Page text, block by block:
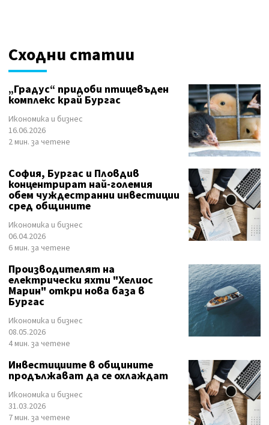
Сходни статии
„Градус“ придоби птицевъден
комплекс край Бургас
Икономика и бизнес
16.06.2026
2 мин. за четене
София, Бургас и Пловдив
концентрират най-големия
обем чуждестранни инвестиции
сред общините
Икономика и бизнес
06.04.2026
6 мин. за четене
Производителят на
електрически яхти "Хелиос
Марин" откри нова база в
Бургас
Икономика и бизнес
08.05.2026
4 мин. за четене
Инвестициите в общините
продължават да се охлаждат
Икономика и бизнес
31.03.2026
7 мин. за четене